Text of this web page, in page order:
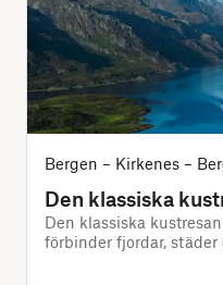
Bergen – Kirkenes –
Den klassiska
Den klassiska
förbinder fjordar,